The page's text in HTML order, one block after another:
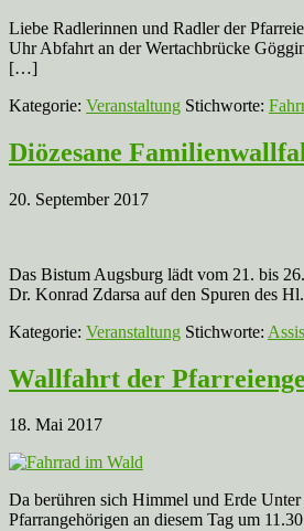
Liebe Radlerinnen und Radler der
Uhr Abfahrt an der Wertachbrücke
[…]
Kategorie: Veranstaltung Stichworte:
Diözesane
20. September 2017
Das Bistum Augsburg lädt vom 21. bis
Dr. Konrad Zdarsa auf den Spuren des
Kategorie: Veranstaltung Stichworte:
Wallfahrt der
18. Mai 2017
Da berühren sich Himmel und Erde
Pfarrangehörigen an diesem Tag um